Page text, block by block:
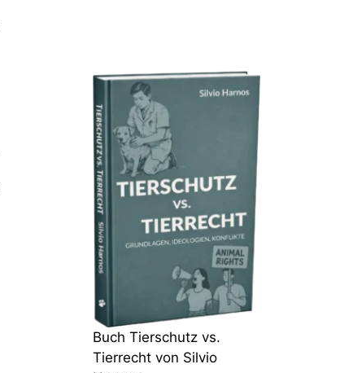
Buch Tierschutz vs.
Tierrecht von Silvio